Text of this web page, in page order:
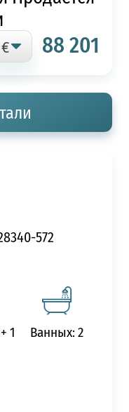
88 201
572
1 Ванных: 2